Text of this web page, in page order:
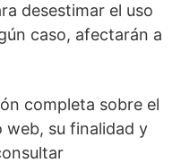
desestimar el uso
caso, afectarán a
completa sobre el
web, su finalidad y